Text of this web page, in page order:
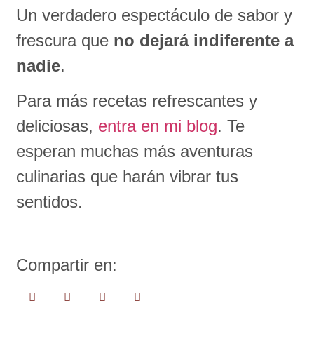
Un verdadero espectáculo de sabor y
frescura que no dejará indiferente a
nadie.
Para más recetas refrescantes y
deliciosas, entra en mi blog. Te
esperan muchas más aventuras
culinarias que harán vibrar tus
sentidos.
Compartir en: